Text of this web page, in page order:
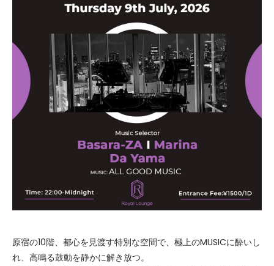
原宿の10階、都心を見渡す特別な空間で、極上のMUSICに酔いし
れ、高鳴る鼓動を静かに解き放つ。